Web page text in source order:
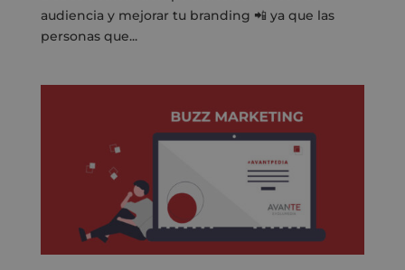
audiencia y mejorar tu branding 📲 ya que las
personas que...